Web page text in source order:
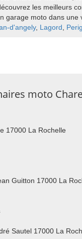
les meilleurs
garage moto dans
d'angely, Lagord
moto
17000 La Rochelle
Guitton 17000 La
Sautel 17000 La